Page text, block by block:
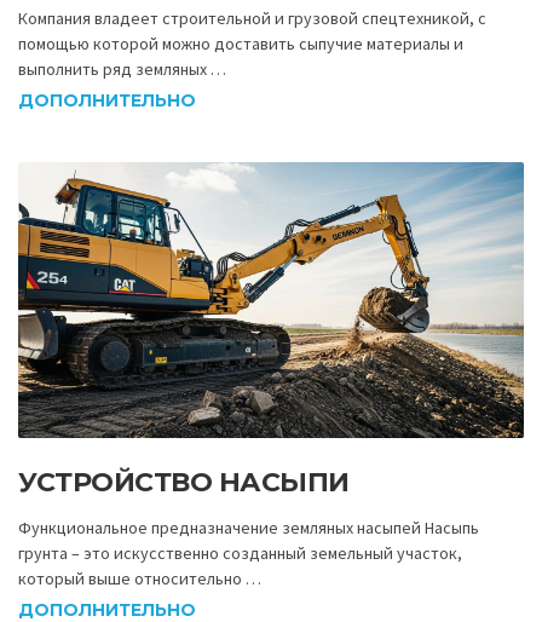
Компания владеет строительной и грузовой спецтехникой, с
помощью которой можно доставить сыпучие материалы и
выполнить ряд земляных …
ДОПОЛНИТЕЛЬНО
УСТРОЙСТВО НАСЫПИ
Функциональное предназначение земляных насыпей Насыпь
грунта – это искусственно созданный земельный участок,
который выше относительно …
ДОПОЛНИТЕЛЬНО